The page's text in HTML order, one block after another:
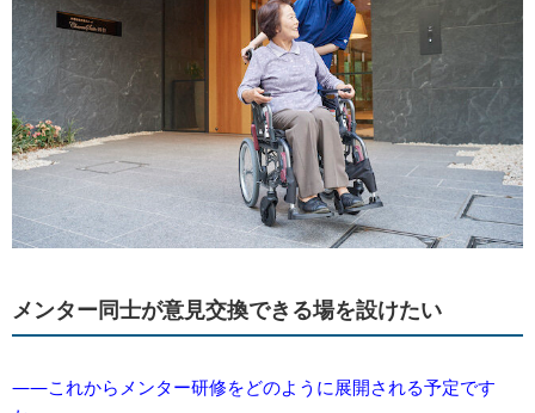
メンター同士が意見交換できる場を設けたい
――これからメンター研修をどのように展開される予定です